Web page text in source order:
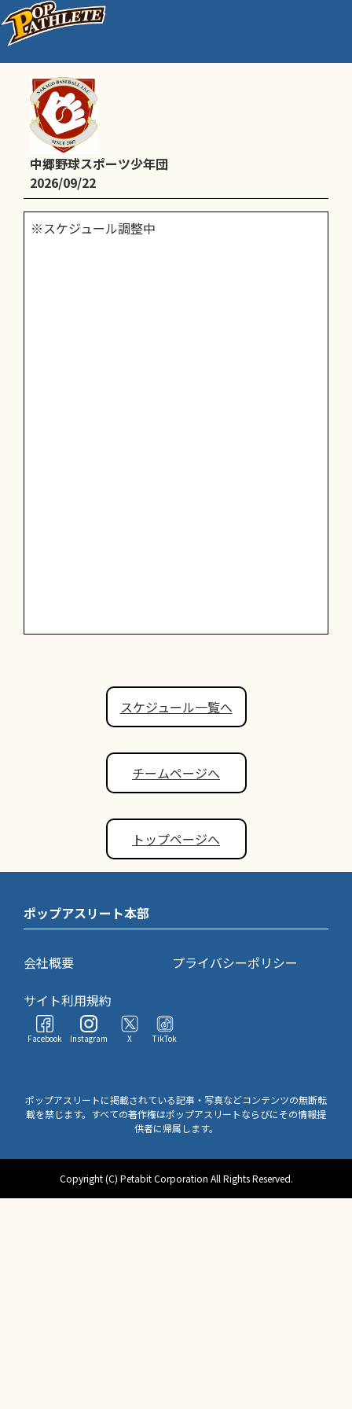
全休
中郷野球スポーツ少年団
2026/09/22
※スケジュール調整中
スケジュール一覧へ
チームページへ
トップページへ
ポップアスリート本部
会社概要
プライバシーポリシー
サイト利用規約
Facebook Instagram X TikTok
ポップアスリートに掲載されている記事・写真などコンテンツの無断転
載を禁じます。すべての著作権はポップアスリートならびにその情報提
供者に帰属します。
Copyright (C) Petabit Corporation All Rights Reserved.